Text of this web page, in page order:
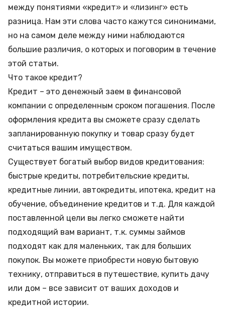
между понятиями «кредит» и «лизинг» есть
разница. Нам эти слова часто кажутся синонимами,
но на самом деле между ними наблюдаются
большие различия, о которых и поговорим в течение
этой статьи.
Что такое кредит?
Кредит – это денежный заем в финансовой
компании с определенным сроком погашения. После
оформления кредита вы сможете сразу сделать
запланированную покупку и товар сразу будет
считаться вашим имуществом.
Существует богатый выбор видов кредитования:
быстрые кредиты, потребительские кредиты,
кредитные линии, автокредиты, ипотека, кредит на
обучение, объединение кредитов и т.д. Для каждой
поставленной цели вы легко сможете найти
подходящий вам вариант, т.к. суммы займов
подходят как для маленьких, так для больших
покупок. Вы можете приобрести новую бытовую
технику, отправиться в путешествие, купить дачу
или дом – все зависит от ваших доходов и
кредитной истории.